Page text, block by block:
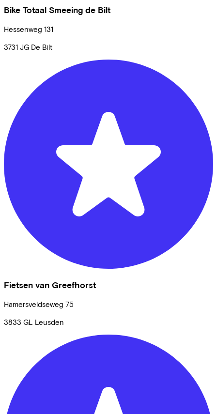
Bike Totaal Smeeing de Bilt
Hessenweg 131
3731 JG De Bilt
Fietsen van Greefhorst
Hamersveldseweg 75
3833 GL Leusden